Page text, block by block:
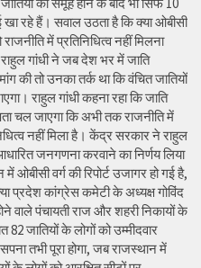
खा रहे हैं। सवाल उठता है कि क्या ओबीसी
राजनीति में प्रतिनिधित्व नहीं मिलना
गांधी ने जब देश भर में जाति
की तो उनका तर्क था कि वंचित जातियों
राहुल गांधी कहना रहा कि जाति
चल जाएगा कि अभी तक राजनीति में
नहीं मिला है। केंद्र सरकार ने राहुल
जनगणना करवाने का निर्णय लिया
वर्ग की रिपोर्ट उजागर हो गई है,
प्रदेश कांग्रेस कमेटी के अध्यक्ष गोविंद
वाले पंचायती राज और शहरी निकायों के
82 जातियों के लोगों को उम्मीदवार
तभी पूरा होगा, जब राजस्थान में